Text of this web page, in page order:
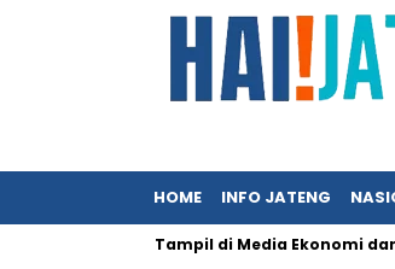
HOME INFO JATENG
Ingin Tampil di Media Ekonomi dan Bisnis